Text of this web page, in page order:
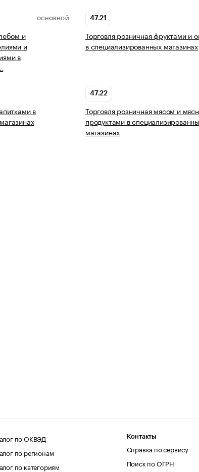
ОСНОВНОЙ
и
и
в
47.21
Торговля розничная фруктами и
в специализированных магазинах
в
47.22
Торговля розничная мясом и
продуктами в
магазинах
по ОКВЭД
по регионам
по категориям
Контакты
Справка по сервису
Поиск по ОГРН